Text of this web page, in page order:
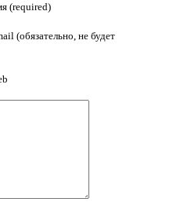
(required)
(обязательно, не будет